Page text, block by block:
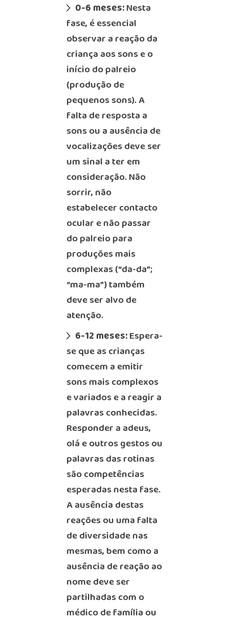
0-6 meses:Nesta
fase, é essencial
observar a reação da
criança aos sons e o
início do palreio
(produção de
pequenos sons). A
falta de resposta a
sons ou a ausência de
vocalizações deve ser
um sinal a ter em
consideração. Não
sorrir, não
estabelecer contacto
ocular e não passar
do palreio para
produções mais
complexas (“da-da”;
“ma-ma”) também
deve ser alvo de
atenção.
6-12 meses:Espera-
se que as crianças
comecem a emitir
sons mais complexos
e variados e a reagir a
palavras conhecidas.
Responder a adeus,
olá e outros gestos ou
palavras das rotinas
são competências
esperadas nesta fase.
A ausência destas
reações ou uma falta
de diversidade nas
mesmas, bem como a
ausência de reação ao
nome deve ser
partilhadas com o
médico de família ou